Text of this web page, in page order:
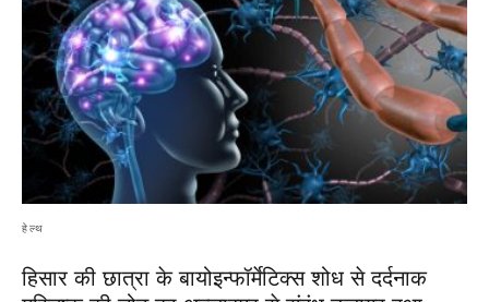
हेल्थ
हिसार की छात्रा के बायोइन्फॉर्मेटिक्स शोध से दर्दनाक